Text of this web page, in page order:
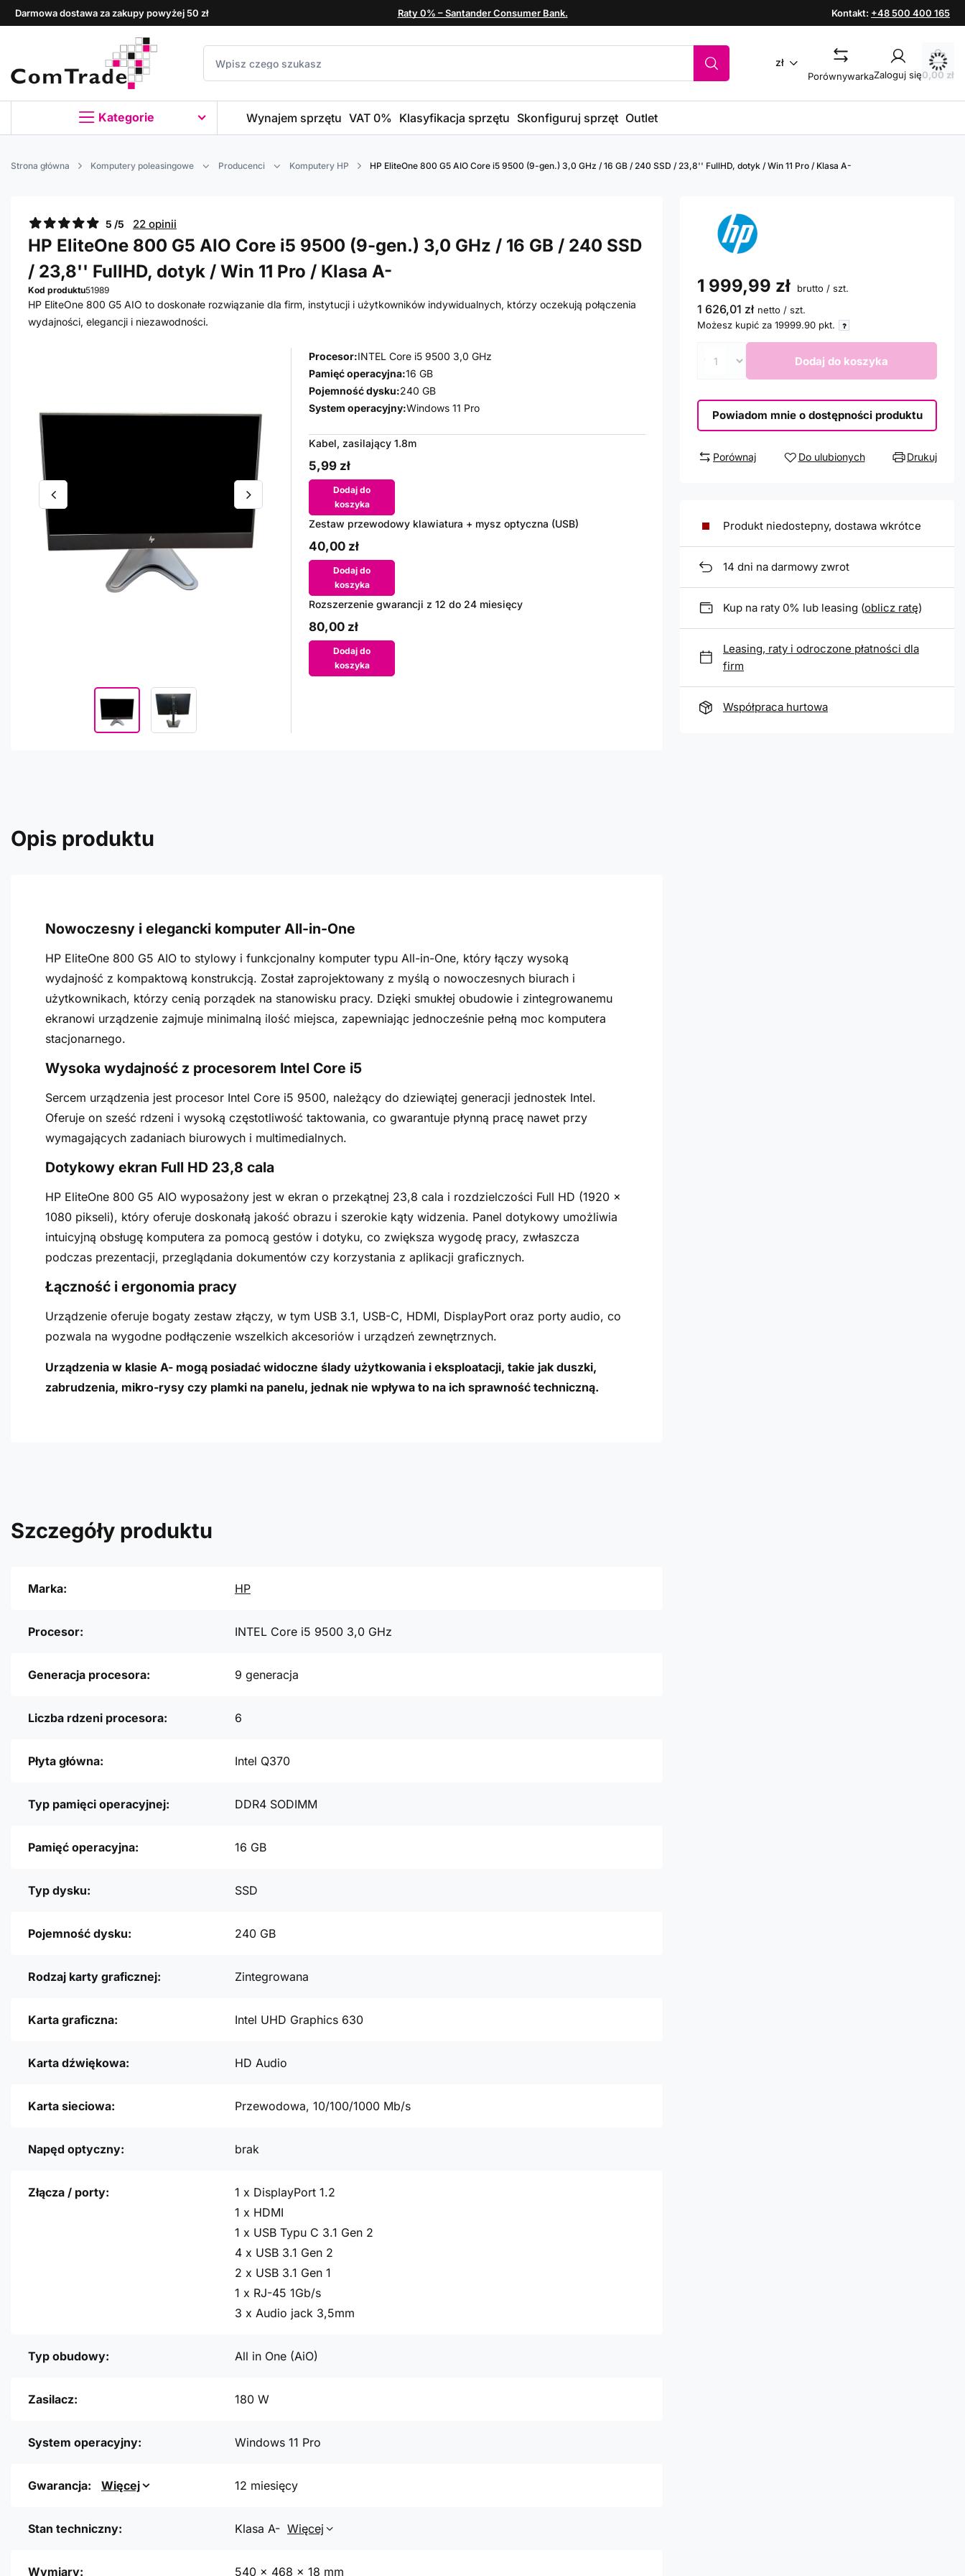
Darmowa dostawa za zakupy powyżej 50 zł Raty 0% – Santander Consumer Bank. Kontakt: +48 500 400 165
zł
PorównywarkaZaloguj się0,00 zł
Kategorie Wynajem sprzętu VAT 0% Klasyfikacja sprzętu Skonfiguruj sprzęt Outlet
Strona główna Komputery poleasingowe Producenci Komputery HP HP EliteOne 800 G5 AIO Core i5 9500 (9-gen.) 3,0 GHz / 16 GB / 240 SSD / 23,8'' FullHD, dotyk / Win 11 Pro / Klasa A-
5 /5 22 opinii
HP EliteOne 800 G5 AIO Core i5 9500 (9-gen.) 3,0 GHz / 16 GB / 240 SSD
/ 23,8'' FullHD, dotyk / Win 11 Pro / Klasa A-
Kod produktu51989
HP EliteOne 800 G5 AIO to doskonałe rozwiązanie dla firm, instytucji i użytkowników indywidualnych, którzy oczekują połączenia
wydajności, elegancji i niezawodności.
Procesor:INTEL Core i5 9500 3,0 GHz
Pamięć operacyjna:16 GB
Pojemność dysku:240 GB
System operacyjny:Windows 11 Pro
Kabel, zasilający 1.8m
5,99 zł
Dodaj do
koszyka
Zestaw przewodowy klawiatura + mysz optyczna (USB)
40,00 zł
Dodaj do
koszyka
Rozszerzenie gwarancji z 12 do 24 miesięcy
80,00 zł
Dodaj do
koszyka
1 999,99 zł brutto / szt.
1 626,01 zł netto / szt.
Możesz kupić za 19999.90 pkt.
Dodaj do koszyka
Powiadom mnie o dostępności produktu
Porównaj Do ulubionych Drukuj
Produkt niedostepny, dostawa wkrótce
14 dni na darmowy zwrot
Kup na raty 0% lub leasing (oblicz ratę)
Leasing, raty i odroczone płatności dla
firm
Współpraca hurtowa
Opis produktu
Nowoczesny i elegancki komputer All-in-One
HP EliteOne 800 G5 AIO to stylowy i funkcjonalny komputer typu All-in-One, który łączy wysoką
wydajność z kompaktową konstrukcją. Został zaprojektowany z myślą o nowoczesnych biurach i
użytkownikach, którzy cenią porządek na stanowisku pracy. Dzięki smukłej obudowie i zintegrowanemu
ekranowi urządzenie zajmuje minimalną ilość miejsca, zapewniając jednocześnie pełną moc komputera
stacjonarnego.
Wysoka wydajność z procesorem Intel Core i5
Sercem urządzenia jest procesor Intel Core i5 9500, należący do dziewiątej generacji jednostek Intel.
Oferuje on sześć rdzeni i wysoką częstotliwość taktowania, co gwarantuje płynną pracę nawet przy
wymagających zadaniach biurowych i multimedialnych.
Dotykowy ekran Full HD 23,8 cala
HP EliteOne 800 G5 AIO wyposażony jest w ekran o przekątnej 23,8 cala i rozdzielczości Full HD (1920 ×
1080 pikseli), który oferuje doskonałą jakość obrazu i szerokie kąty widzenia. Panel dotykowy umożliwia
intuicyjną obsługę komputera za pomocą gestów i dotyku, co zwiększa wygodę pracy, zwłaszcza
podczas prezentacji, przeglądania dokumentów czy korzystania z aplikacji graficznych.
Łączność i ergonomia pracy
Urządzenie oferuje bogaty zestaw złączy, w tym USB 3.1, USB-C, HDMI, DisplayPort oraz porty audio, co
pozwala na wygodne podłączenie wszelkich akcesoriów i urządzeń zewnętrznych.
Urządzenia w klasie A- mogą posiadać widoczne ślady użytkowania i eksploatacji, takie jak duszki,
zabrudzenia, mikro-rysy czy plamki na panelu, jednak nie wpływa to na ich sprawność techniczną.
Szczegóły produktu
Marka: HP
Procesor: INTEL Core i5 9500 3,0 GHz
Generacja procesora: 9 generacja
Liczba rdzeni procesora: 6
Płyta główna: Intel Q370
Typ pamięci operacyjnej: DDR4 SODIMM
Pamięć operacyjna: 16 GB
Typ dysku: SSD
Pojemność dysku: 240 GB
Rodzaj karty graficznej: Zintegrowana
Karta graficzna: Intel UHD Graphics 630
Karta dźwiękowa: HD Audio
Karta sieciowa: Przewodowa, 10/100/1000 Mb/s
Napęd optyczny: brak
Złącza / porty:
1 x DisplayPort 1.2
1 x HDMI
1 x USB Typu C 3.1 Gen 2
4 x USB 3.1 Gen 2
2 x USB 3.1 Gen 1
1 x RJ-45 1Gb/s
3 x Audio jack 3,5mm
Typ obudowy: All in One (AiO)
Zasilacz: 180 W
System operacyjny: Windows 11 Pro
Gwarancja: Więcej 12 miesięcy
Stan techniczny: Klasa A- Więcej
Wymiary: 540 x 468 x 18 mm